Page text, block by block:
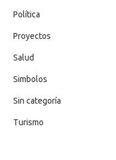
Política
Proyectos
Salud
Simbolos
Sin categoría
Turismo